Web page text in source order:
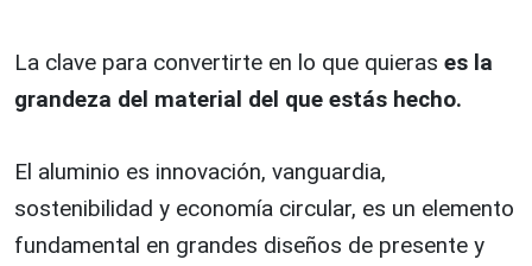
La clave para convertirte en lo que quieras es la
grandeza del material del que estás hecho.
El aluminio es innovación, vanguardia,
sostenibilidad y economía circular, es un elemento
fundamental en grandes diseños de presente y